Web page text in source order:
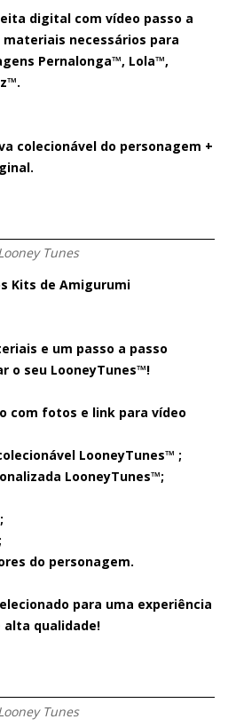
digital com vídeo passo a
materiais necessários para
Pernalonga™, Lola™,
.
colecionável do personagem +
Tunes
Kits de Amigurumi
e um passo a passo
o seu LooneyTunes™!
com fotos e link para vídeo
LooneyTunes™ ;
LooneyTunes™;
do personagem.
para uma experiência
qualidade!
Tunes